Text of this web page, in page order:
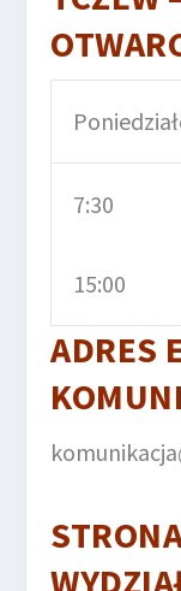
7:30
15:00
ADRES